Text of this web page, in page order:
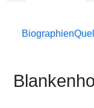
Biographien